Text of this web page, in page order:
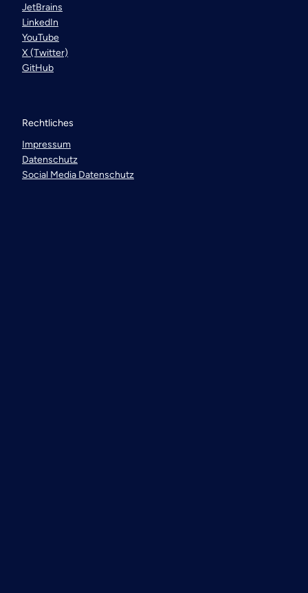
JetBrains
LinkedIn
YouTube
X (Twitter)
GitHub
Rechtliches
Impressum
Datenschutz
Social Media Datenschutz